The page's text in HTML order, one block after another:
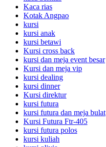
Kaca rias
Kotak Angpao
kursi
kursi anak
kursi betawi
Kursi cross back
kursi dan meja event besar
Kursi dan meja vip
kursi dealing
kursi dinner
Kursi direktur
kursi futura
kursi futura dan meja bulat
Kursi Futura Ftr-405
kursi futura polos
kursi kuliah